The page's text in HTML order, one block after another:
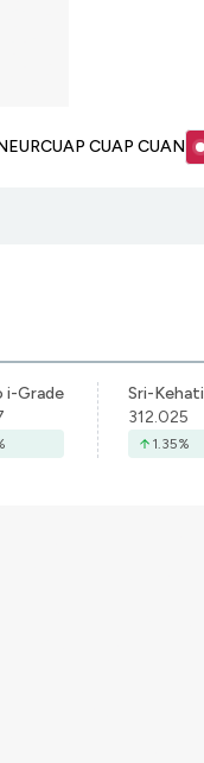
CUAP CUAP CUAN
i-Grade
Sri-Kehati
312.025
1.35%